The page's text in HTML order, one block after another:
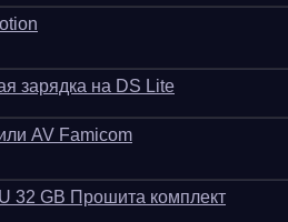
зарядка на DS Lite
AV Famicom
32 GB Прошита комплект